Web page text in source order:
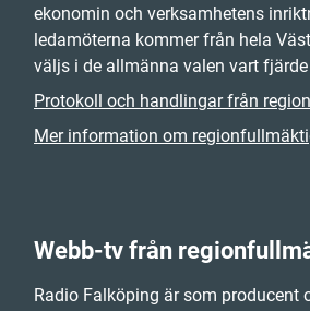
ekonomin och verksamhetens
ledamöterna kommer från hela
väljs i de allmänna valen vart fjärde
Protokoll och handlingar från
Mer information om
Webb-tv från
Radio Falköping är som producent